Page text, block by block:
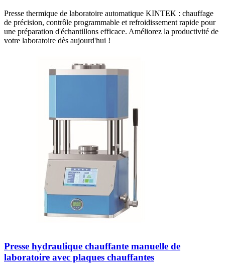
Presse thermique de laboratoire automatique KINTEK : chauffage
de précision, contrôle programmable et refroidissement rapide pour
une préparation d'échantillons efficace. Améliorez la productivité de
votre laboratoire dès aujourd'hui !
Presse hydraulique chauffante manuelle de
laboratoire avec plaques chauffantes